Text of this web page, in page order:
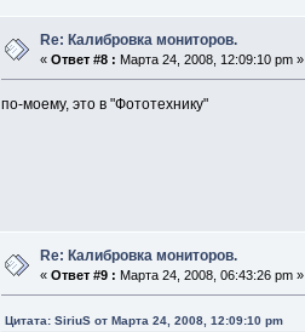
Re: Калибровка мониторов.
«Ответ #8 : Марта 24, 2008, 12:09:10 pm »
по-моему, это в "Фототехнику"
Re: Калибровка мониторов.
«Ответ #9 : Марта 24, 2008, 06:43:26 pm »
Цитата: SiriuS от Марта 24, 2008, 12:09:10 pm